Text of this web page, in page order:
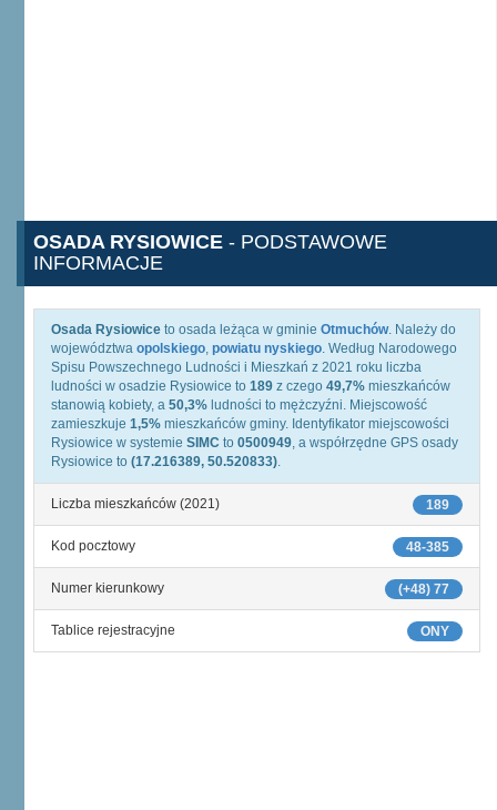
OSADA RYSIOWICE - PODSTAWOWE
INFORMACJE
Osada Rysiowice to osada leżąca w gminie Otmuchów. Należy do
województwa opolskiego, powiatu nyskiego. Według Narodowego
Spisu Powszechnego Ludności i Mieszkań z 2021 roku liczba
ludności w osadzie Rysiowice to 189 z czego 49,7% mieszkańców
stanowią kobiety, a 50,3% ludności to mężczyźni. Miejscowość
zamieszkuje 1,5% mieszkańców gminy. Identyfikator miejscowości
Rysiowice w systemie SIMC to 0500949, a współrzędne GPS osady
Rysiowice to (17.216389, 50.520833).
189
Liczba mieszkańców (2021)
48-385
Kod pocztowy
(+48) 77
Numer kierunkowy
ONY
Tablice rejestracyjne